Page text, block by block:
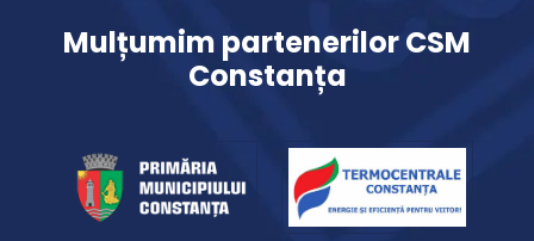
Mulțumim partenerilor CSM
Constanța